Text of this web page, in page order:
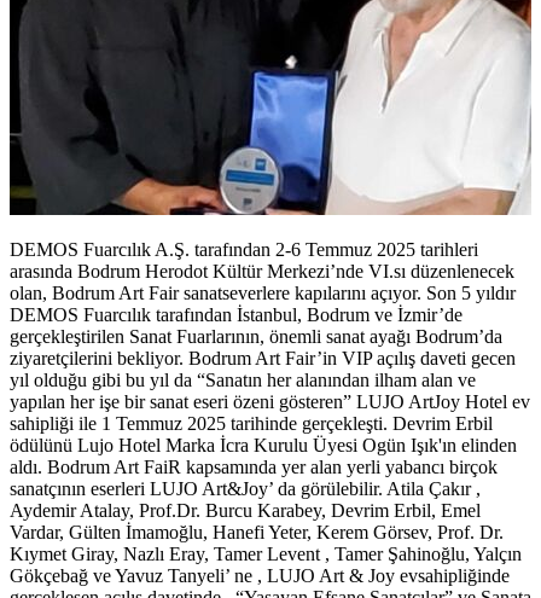
DEMOS Fuarcılık A.Ş. tarafından 2-6 Temmuz 2025 tarihleri
arasında Bodrum Herodot Kültür Merkezi’nde VI.sı düzenlenecek
olan, Bodrum Art Fair sanatseverlere kapılarını açıyor. Son 5 yıldır
DEMOS Fuarcılık tarafından İstanbul, Bodrum ve İzmir’de
gerçekleştirilen Sanat Fuarlarının, önemli sanat ayağı Bodrum’da
ziyaretçilerini bekliyor. Bodrum Art Fair’in VIP açılış daveti gecen
yıl olduğu gibi bu yıl da “Sanatın her alanından ilham alan ve
yapılan her işe bir sanat eseri özeni gösteren” LUJO ArtJoy Hotel ev
sahipliği ile 1 Temmuz 2025 tarihinde gerçekleşti. Devrim Erbil
ödülünü Lujo Hotel Marka İcra Kurulu Üyesi Ogün Işık'ın elinden
aldı. Bodrum Art FaiR kapsamında yer alan yerli yabancı birçok
sanatçının eserleri LUJO Art&Joy’ da görülebilir. Atila Çakır ,
Aydemir Atalay, Prof.Dr. Burcu Karabey, Devrim Erbil, Emel
Vardar, Gülten İmamoğlu, Hanefi Yeter, Kerem Görsev, Prof. Dr.
Kıymet Giray, Nazlı Eray, Tamer Levent , Tamer Şahinoğlu, Yalçın
Gökçebağ ve Yavuz Tanyeli’ ne , LUJO Art & Joy evsahipliğinde